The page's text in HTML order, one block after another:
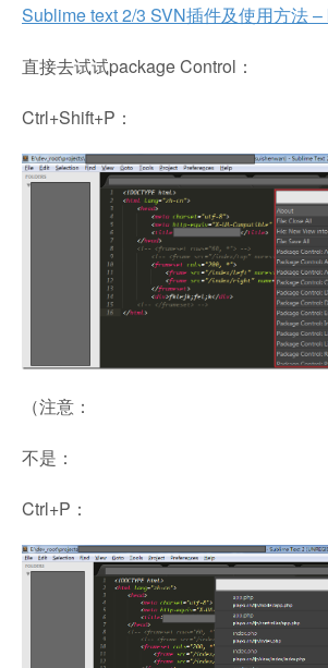
Sublime text 2/3 SVN插件及使用方法
直接去试试package Control：
Ctrl+Shift+P：
（注意：
不是：
Ctrl+P：